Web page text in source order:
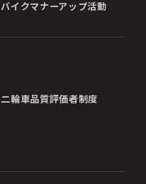
バイクマナーアップ活動
二輪車品質評価者制度